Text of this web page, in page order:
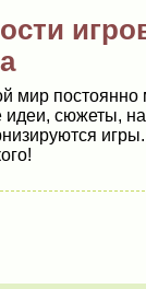
мир постоянно
сюжеты,